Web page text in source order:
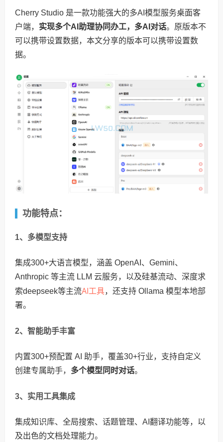
Cherry Studio 是一款功能强大的多AI模型服务桌面客
户端， 实现多个AI助理协同办工，多AI对话。原版本不
可以携带设置数据，本文分享的版本可以携带设置数
据。
功能特点：
1、多模型支持
集成300+大语言模型，涵盖 OpenAI、Gemini、
Anthropic 等主流 LLM 云服务，以及硅基流动、深度求
索deepseek等主流AI工具，还支持 Ollama 模型本地部
署。
2、智能助手丰富
内置300+预配置 AI 助手，覆盖30+行业，支持自定义
创建专属助手， 多个模型同时对话。
3、实用工具集成
集成知识库、全局搜索、话题管理、AI翻译功能等，以
及出色的文档处理能力。